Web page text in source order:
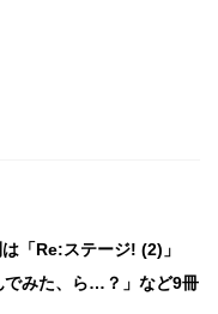
「Re:ステージ! (2)」
でみた、ら…？」など9冊